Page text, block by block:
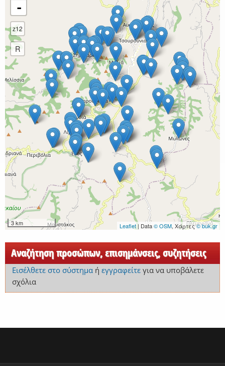
-
z12
R
3 km Leaflet | Data© OSM, Χάρτες© buk.gr
Αναζήτηση προσώπων, επισημάνσεις, συζητήσεις
Εισέλθετε στο σύστημαή εγγραφείτεγια να υποβάλετε
σχόλια